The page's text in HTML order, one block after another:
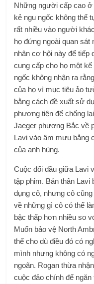
Những người cấp cao
kẻ ngu ngốc không thể
rất nhiều vào người
họ đứng ngoài quan sát
nhân cơ hội này để tiếp
cung cấp cho họ một
ngốc không nhận ra
của họ vì mục tiêu ảo
bằng cách đề xuất sử
phương tiện để chống
Jaeger phương Bắc về
Lavi vào âm mưu bằng
của anh hùng.
Cuộc đối đầu giữa Lavi
tập phim. Bản thân Lavi
dụng cô, nhưng cô
về những gì cô có thể
bậc thấp hơn nhiều so
Muốn bảo vệ North
thể cho dù điều đó có
mình nhưng không có
ngoãn. Rogan thừa
cuộc đảo chính để